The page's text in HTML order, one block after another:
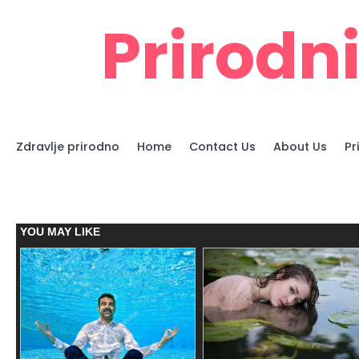
Zdravlje prirodno Home Contact Us About Us